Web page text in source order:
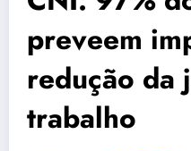
preveem
redução da
trabalho